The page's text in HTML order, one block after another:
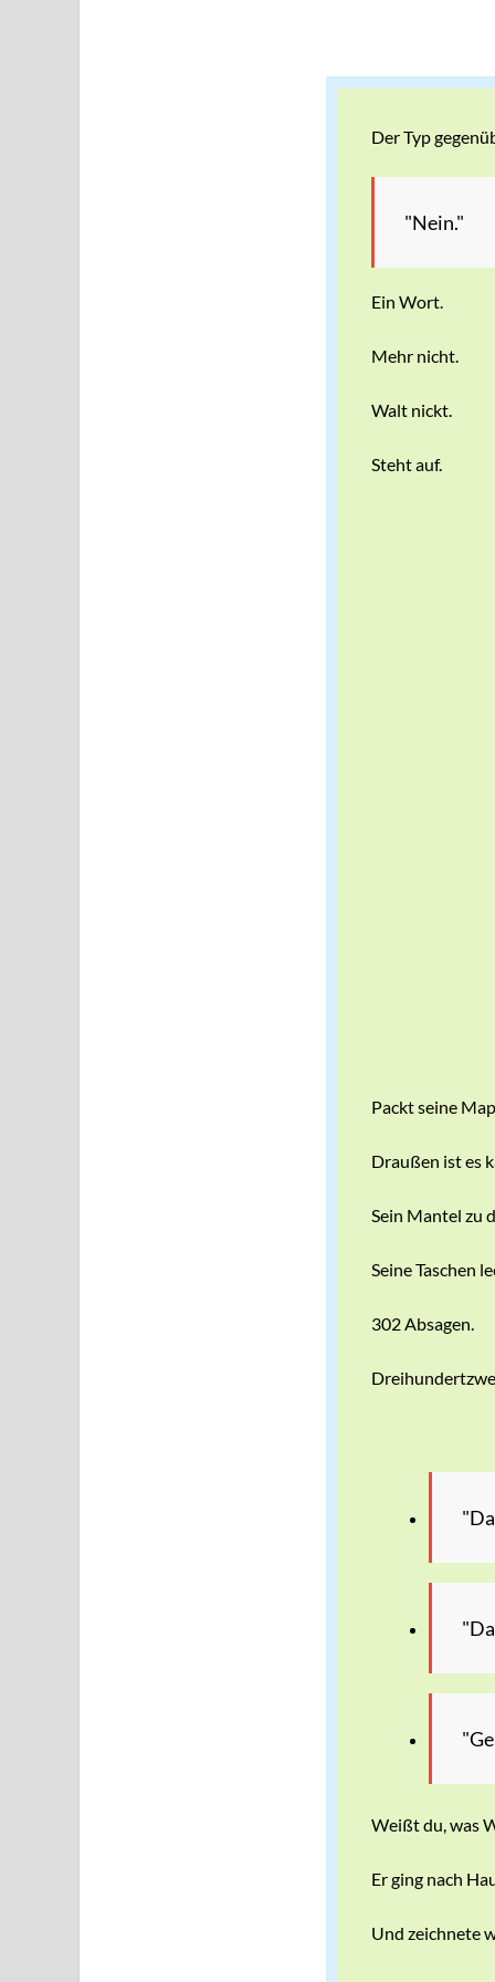
Der Typ
"Nein."
Ein Wort.
Mehr nicht.
Walt nickt.
Steht auf.
Packt seine
Draußen ist es
Sein Mantel zu
Seine Taschen
302 Absagen.
Weißt du, was
Er ging nach
Und zeichnete